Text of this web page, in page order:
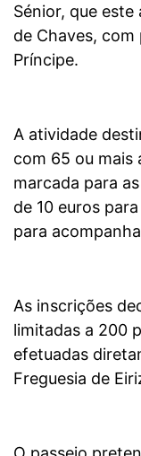
Sénior, que
de Chaves, com
Príncipe.
A atividade
com 65 ou mais
marcada para
de 10 euros
para
As inscrições
limitadas a 200
efetuadas
Freguesia de